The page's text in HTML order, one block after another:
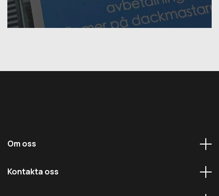
Om oss
Kontakta oss